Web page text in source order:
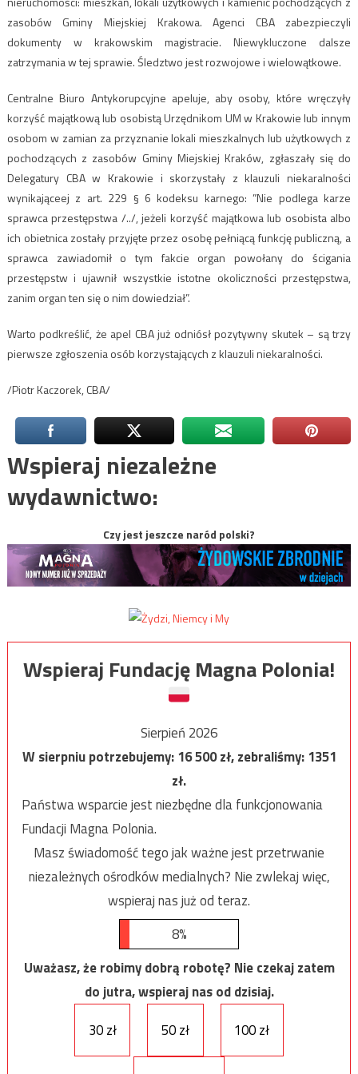
zasobów Gminy Miejskiej Krakowa. Agenci CBA zabezpieczyli
dokumenty w krakowskim magistracie. Niewykluczone dalsze
zatrzymania w tej sprawie. Śledztwo jest rozwojowe i wielowątkowe.
Centralne Biuro Antykorupcyjne apeluje, aby osoby, które wręczyły
korzyść majątkową lub osobistą Urzędnikom UM w Krakowie lub innym
osobom w zamian za przyznanie lokali mieszkalnych lub użytkowych z
pochodzących z zasobów Gminy Miejskiej Kraków, zgłaszały się do
Delegatury CBA w Krakowie i skorzystały z klauzuli niekaralności
wynikająceej z art. 229 § 6 kodeksu karnego: ”Nie podlega karze
sprawca przestępstwa /../, jeżeli korzyść majątkowa lub osobista albo
ich obietnica zostały przyjęte przez osobę pełniącą funkcję publiczną, a
sprawca zawiadomił o tym fakcie organ powołany do ścigania
przestępstw i ujawnił wszystkie istotne okoliczności przestępstwa,
zanim organ ten się o nim dowiedział”.
Warto podkreślić, że apel CBA już odniósł pozytywny skutek – są trzy
pierwsze zgłoszenia osób korzystających z klauzuli niekaralności.
/Piotr Kaczorek, CBA/
Wspieraj niezależne
wydawnictwo:
Czy jest jeszcze naród polski?
Wspieraj Fundację Magna Polonia!
Sierpień 2026
W sierpniu potrzebujemy:16 500zł, zebraliśmy:1351
zł.
Państwa wsparcie jest niezbędne dla funkcjonowania
Fundacji Magna Polonia.
Masz świadomość tego jak ważne jest przetrwanie
niezależnych ośrodków medialnych? Nie zwlekaj więc,
wspieraj nas już od teraz.
8%
Uważasz, że robimy dobrą robotę? Nie czekaj zatem
do jutra, wspieraj nas od dzisiaj.
30 zł
50 zł 100 zł